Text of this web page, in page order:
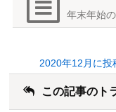
年末年始
2020年12月に投
この記事のト